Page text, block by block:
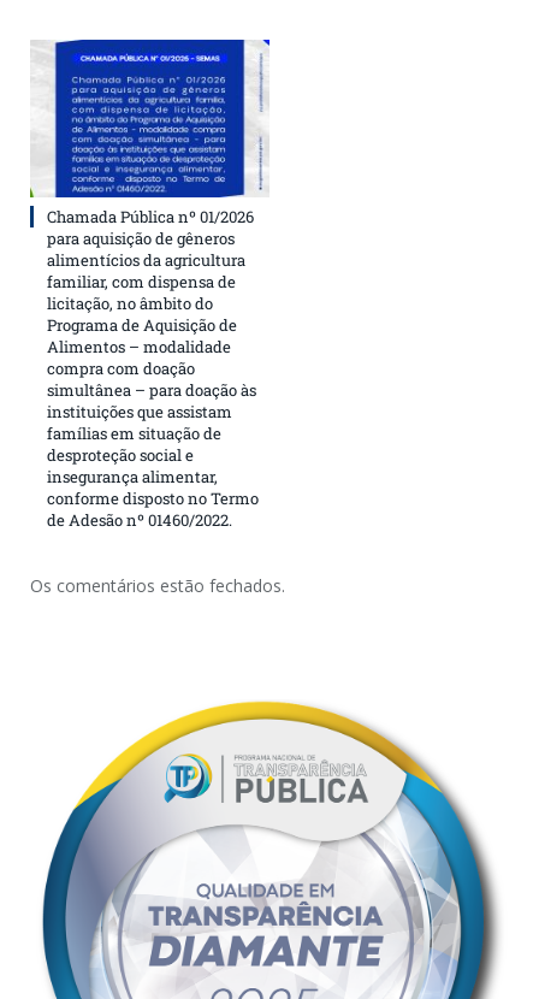
Chamada Pública nº 01/2026
para aquisição de gêneros
alimentícios da agricultura
familiar, com dispensa de
licitação, no âmbito do
Programa de Aquisição de
Alimentos – modalidade
compra com doação
simultânea – para doação às
instituições que assistam
famílias em situação de
desproteção social e
insegurança alimentar,
conforme disposto no Termo
de Adesão nº 01460/2022.
Os comentários estão fechados.